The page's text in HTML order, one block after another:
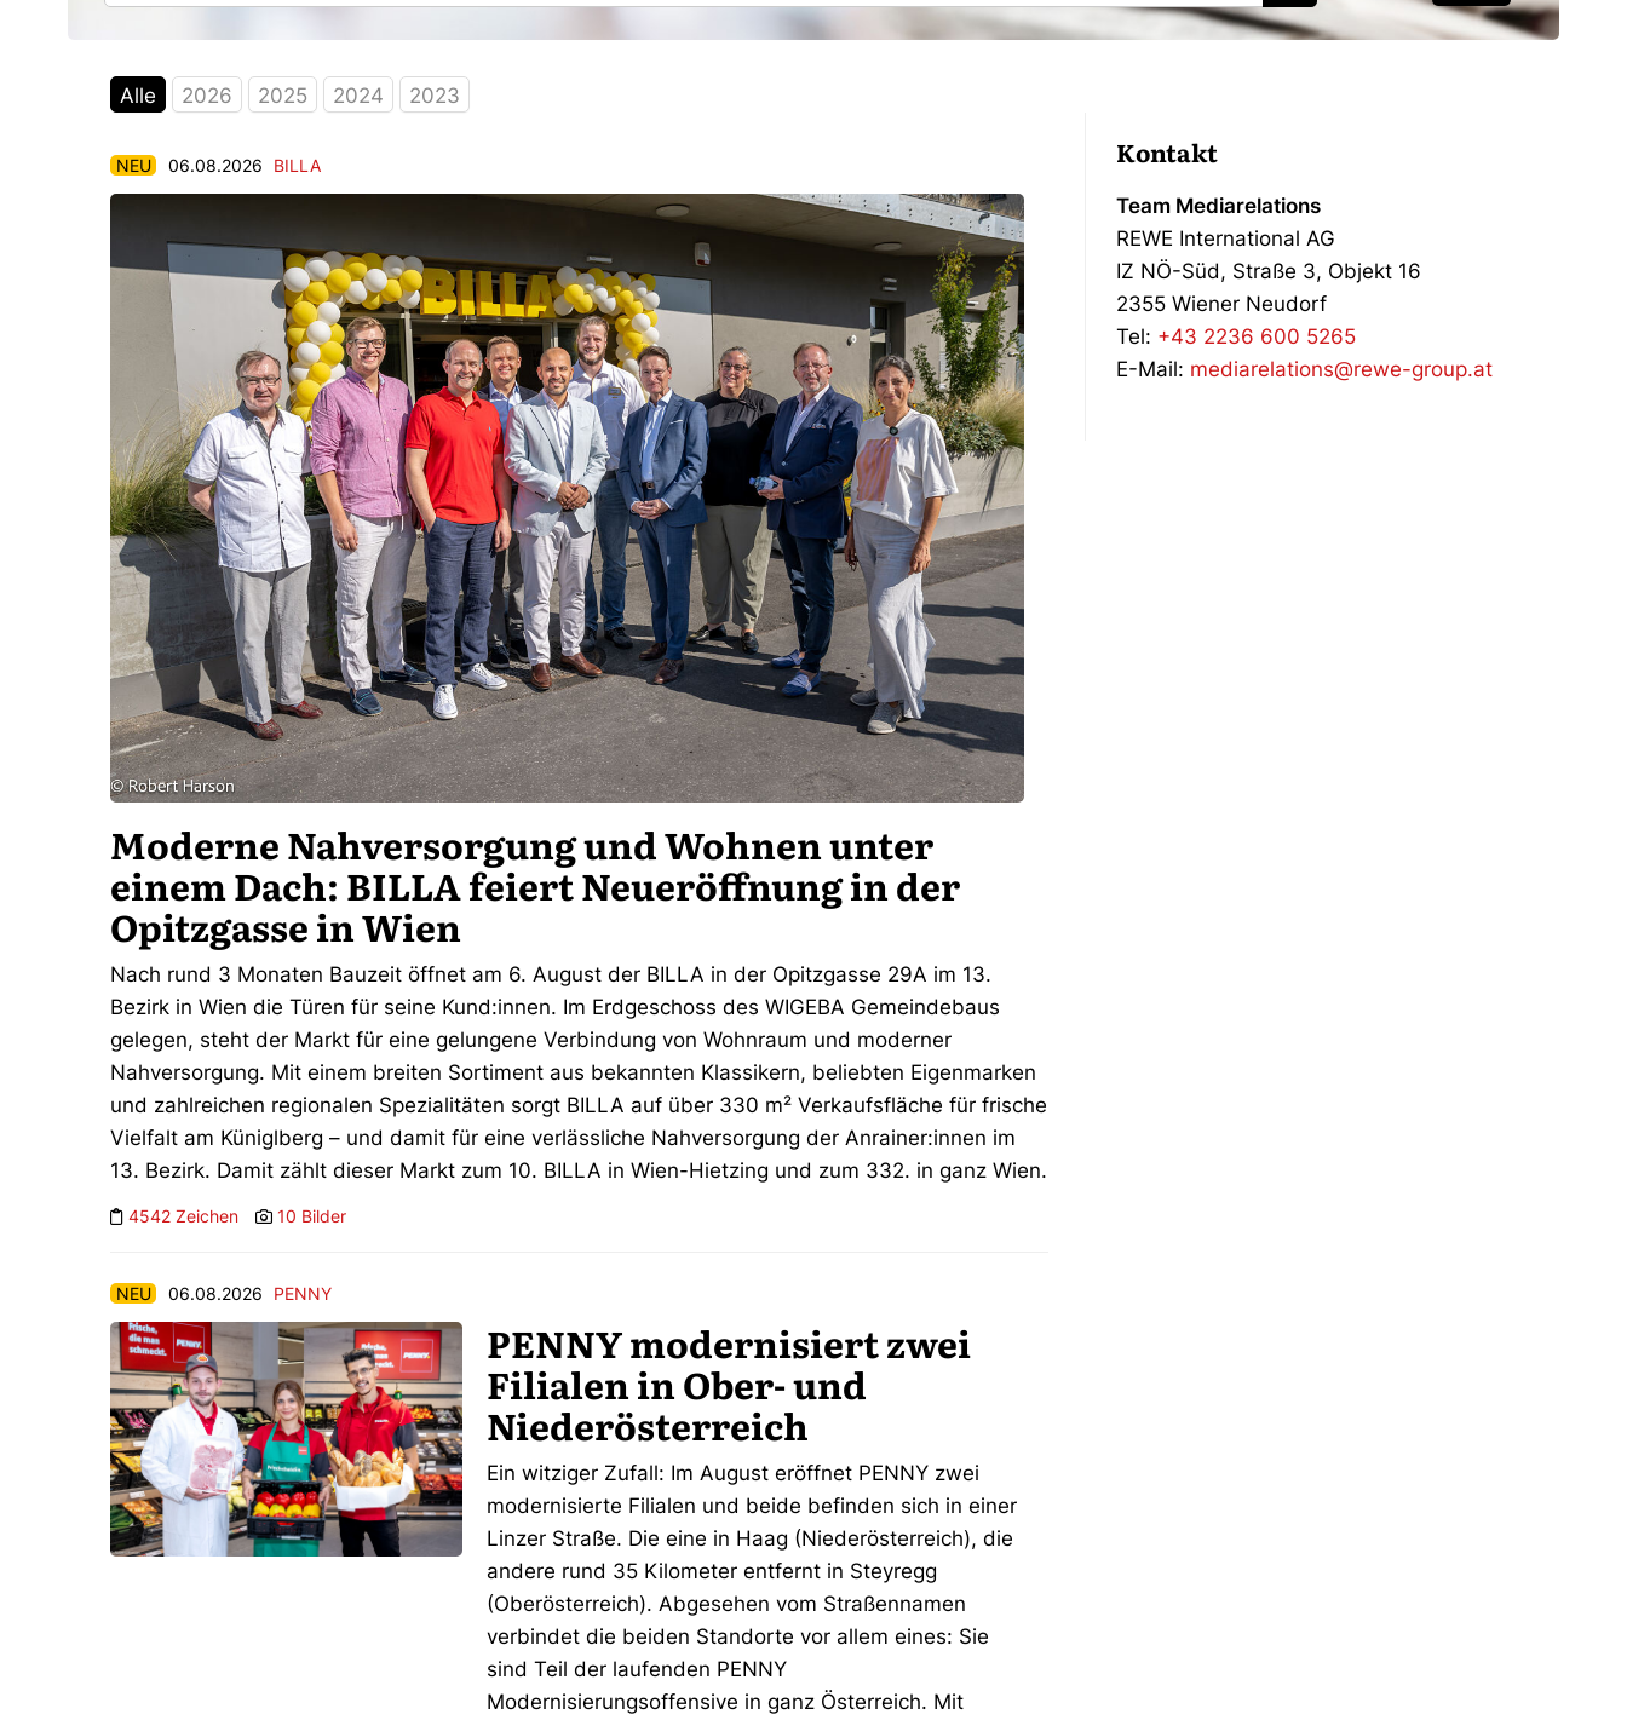
Alle 2026 2025 2024 2023
NEU 06.08.2026 BILLA
Moderne Nahversorgung und Wohnen unter
einem Dach: BILLA feiert Neueröffnung in der
Opitzgasse in Wien
Nach rund 3 Monaten Bauzeit öffnet am 6. August der BILLA in der Opitzgasse 29A im 13.
Bezirk in Wien die Türen für seine Kund:innen. Im Erdgeschoss des WIGEBA Gemeindebaus
gelegen, steht der Markt für eine gelungene Verbindung von Wohnraum und moderner
Nahversorgung. Mit einem breiten Sortiment aus bekannten Klassikern, beliebten Eigenmarken
und zahlreichen regionalen Spezialitäten sorgt BILLA auf über 330 m² Verkaufsfläche für frische
Vielfalt am Küniglberg – und damit für eine verlässliche Nahversorgung der Anrainer:innen im
13. Bezirk. Damit zählt dieser Markt zum 10. BILLA in Wien-Hietzing und zum 332. in ganz Wien.
4542 Zeichen 10 Bilder
NEU 06.08.2026 PENNY
PENNY modernisiert zwei
Filialen in Ober- und
Niederösterreich
Ein witziger Zufall: Im August eröffnet PENNY zwei
modernisierte Filialen und beide befinden sich in einer
Linzer Straße. Die eine in Haag (Niederösterreich), die
andere rund 35 Kilometer entfernt in Steyregg
(Oberösterreich). Abgesehen vom Straßennamen
verbindet die beiden Standorte vor allem eines: Sie
sind Teil der laufenden PENNY
Modernisierungsoffensive in ganz Österreich. Mit
Kontakt
Team Mediarelations
REWE International AG
IZ NÖ-Süd, Straße 3, Objekt 16
2355 Wiener Neudorf
Tel: +43 2236 600 5265
E-Mail: mediarelations@rewe-group.at